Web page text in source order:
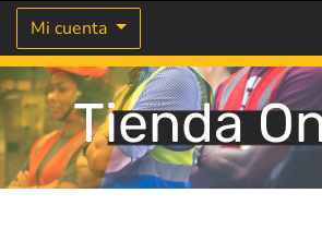
Mi cuenta
Tienda